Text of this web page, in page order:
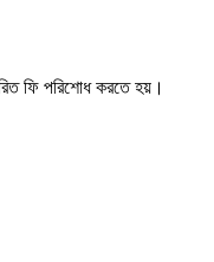
ফি পরিশোধ করতে হয়।